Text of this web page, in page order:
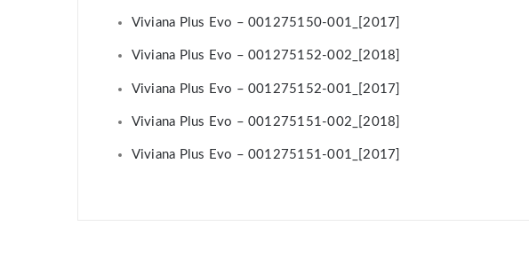
Viviana Plus Evo – 001275150-001_[2017]
Viviana Plus Evo – 001275152-002_[2018]
Viviana Plus Evo – 001275152-001_[2017]
Viviana Plus Evo – 001275151-002_[2018]
Viviana Plus Evo – 001275151-001_[2017]